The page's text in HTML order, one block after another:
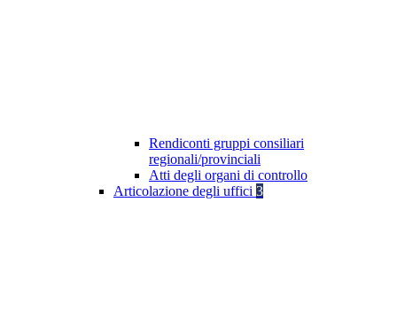
Rendiconti gruppi consiliari
regionali/provinciali
Atti degli organi di controllo
Articolazione degli uffici 3